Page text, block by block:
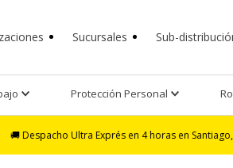
Sucursales Sub-
Protección Personal
Ultra Exprés en 4 horas en Santiago,